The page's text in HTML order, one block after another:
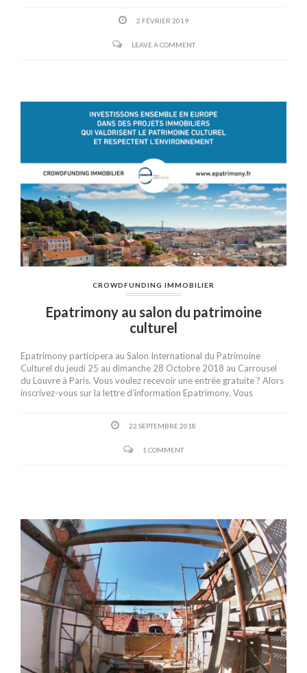
2 FÉVRIER 2019
LEAVE A COMMENT
CROWDFUNDING IMMOBILIER
Epatrimony au salon du patrimoine
culturel
Epatrimony participera au Salon International du Patrimoine
Culturel du jeudi 25 au dimanche 28 Octobre 2018 au Carrousel
du Louvre à Paris. Vous voulez recevoir une entrée gratuite ? Alors
inscrivez-vous sur la lettre d’information Epatrimony. Vous
22 SEPTEMBRE 2018
1 COMMENT